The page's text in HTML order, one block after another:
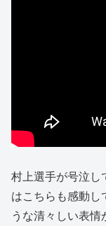
村上選手が号泣し
はこちらも感動し
うな清々しい表